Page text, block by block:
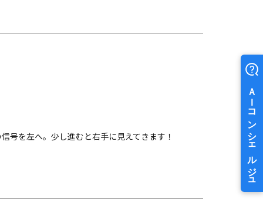
号を左へ。少し進むと右手に見えてきます！